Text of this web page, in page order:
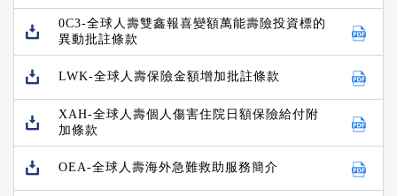
0C3-全球人壽雙鑫報喜變額萬能壽險投資標的
異動批註條款
LWK-全球人壽保險金額增加批註條款
XAH-全球人壽個人傷害住院日額保險給付附
加條款
OEA-全球人壽海外急難救助服務簡介